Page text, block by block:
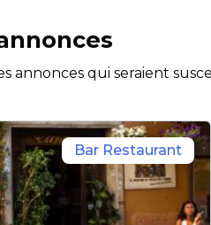
annonces qui seraient
Bar Restaurant